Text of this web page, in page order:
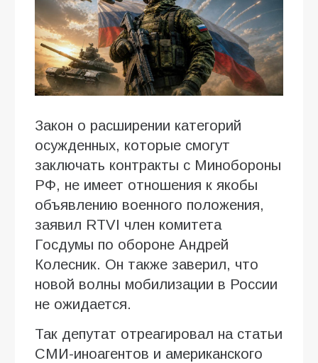
Закон о расширении категорий
осужденных, которые смогут
заключать контракты с Минобороны
РФ, не имеет отношения к якобы
объявлению военного положения,
заявил RTVI член комитета
Госдумы по обороне Андрей
Колесник. Он также заверил, что
новой волны мобилизации в России
не ожидается.
Так депутат отреагировал на статьи
СМИ-иноагентов и американского